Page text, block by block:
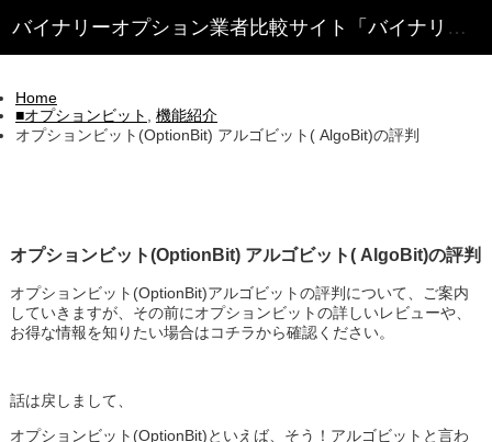
Home
■オプションビット
機能紹介
オプションビット(OptionBit) アルゴビット( AlgoBit)の評判
オプションビット(OptionBit) アルゴビット( AlgoBit)の評判
オプションビット(OptionBit)アルゴビットの評判について、ご案内
していきますが、その前にオプションビットの詳しいレビューや、
お得な情報を知りたい場合はコチラから確認ください。
話は戻しまして、
オプションビット(OptionBit)といえば、そう！アルゴビットと言わ